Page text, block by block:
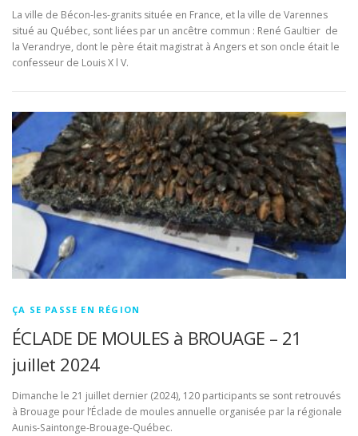
La ville de Bécon-les-granits située en France, et la ville de Varennes
situé au Québec, sont liées par un ancêtre commun : René Gaultier de
la Verandrye, dont le père était magistrat à Angers et son oncle était le
confesseur de Louis X l V.
ÇA SE PASSE EN RÉGION
ÉCLADE DE MOULES à BROUAGE – 21
juillet 2024
Dimanche le 21 juillet dernier (2024), 120 participants se sont retrouvés
à Brouage pour l’Éclade de moules annuelle organisée par la régionale
Aunis-Saintonge-Brouage-Québec.